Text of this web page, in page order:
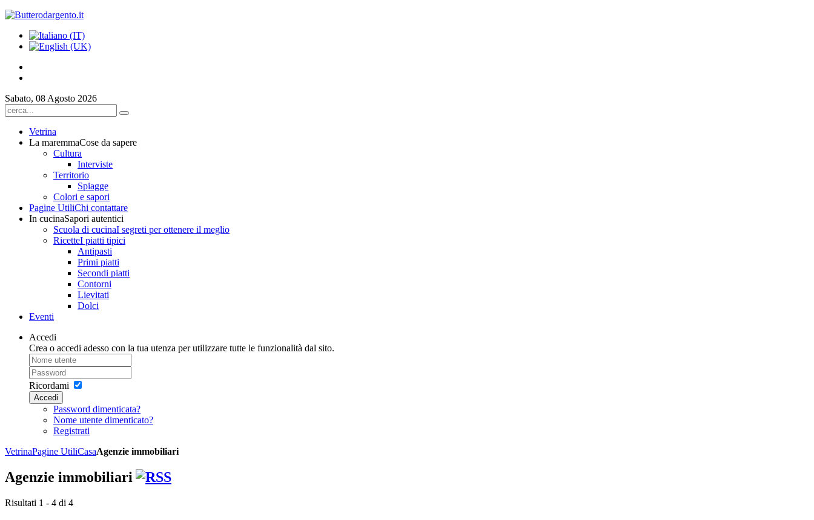
Sabato, 08 Agosto 2026
Vetrina
La maremmaCose da sapere
Cultura
Interviste
Territorio
Spiagge
Colori e sapori
Pagine UtiliChi contattare
In cucinaSapori autentici
Scuola di cucinaI segreti per ottenere il meglio
RicetteI piatti tipici
Antipasti
Primi piatti
Secondi piatti
Contorni
Lievitati
Dolci
Eventi
Accedi
Crea o accedi adesso con la tua utenza per utilizzare tutte le funzionalità dal sito.
Ricordami
Accedi
Password dimenticata?
Nome utente dimenticato?
Registrati
VetrinaPagine UtiliCasaAgenzie immobiliari
Agenzie immobiliari
Risultati 1 - 4 di 4